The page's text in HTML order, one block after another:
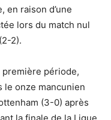
en raison d’une
lors du match nul
2).
période,
le onze mancunien
(3-0) après